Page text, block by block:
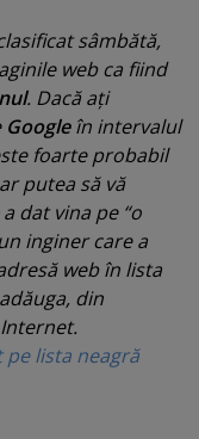
sâmbătă,
web ca fiind
. Dacă aţi
Googleîn intervalul
foarte probabil
putea să vă
a dat vina pe “o
inginer care a
web în lista
din
lista neagră